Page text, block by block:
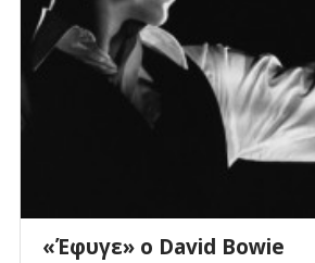
«Έφυγε» ο David Bowie